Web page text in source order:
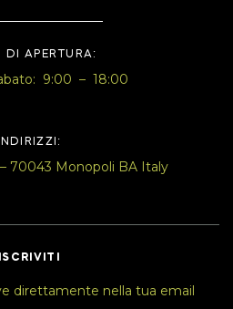
DI APERTURA:
9:00 – 18:00
INDIRIZZI:
70043 Monopoli BA Italy
ISCRIVITI
direttamente nella tua email